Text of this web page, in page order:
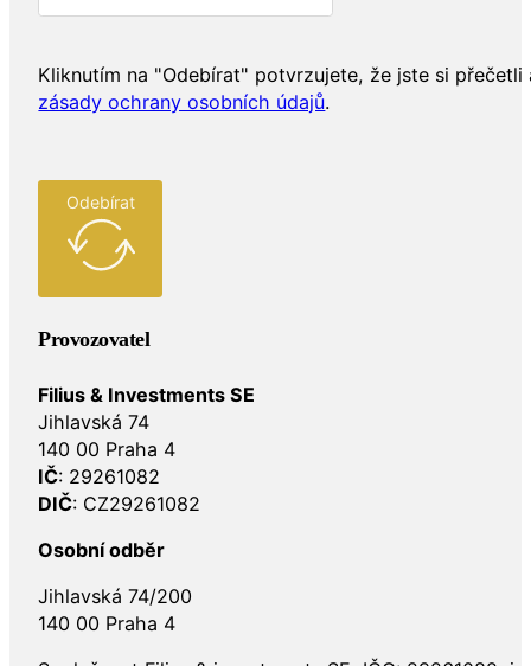
zásady ochrany osobních údajů.
Jihlavská 74
140 00 Praha 4
IČ: 29261082
DIČ: CZ29261082
140 00 Praha 4